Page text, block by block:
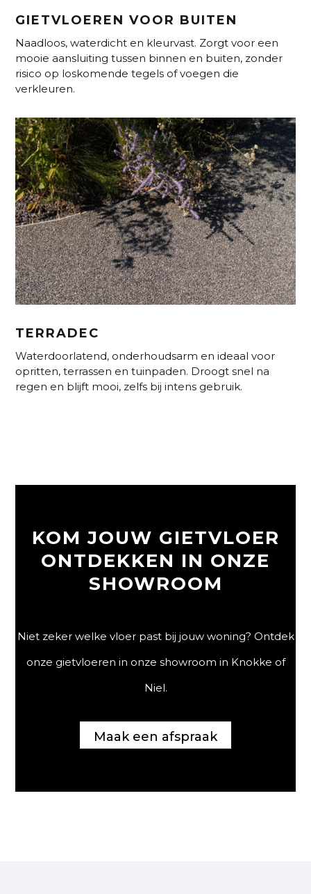
GIETVLOEREN VOOR BUITEN
Naadloos, waterdicht en kleurvast. Zorgt voor een
mooie aansluiting tussen binnen en buiten, zonder
risico op loskomende tegels of voegen die
verkleuren.
TERRADEC
Waterdoorlatend, onderhoudsarm en ideaal voor
opritten, terrassen en tuinpaden. Droogt snel na
regen en blijft mooi, zelfs bij intens gebruik.
KOM JOUW GIETVLOER
ONTDEKKEN IN ONZE
SHOWROOM
Niet zeker welke vloer past bij jouw woning? Ontdek
onze gietvloeren in onze showroom in Knokke of
Niel.
Maak een afspraak